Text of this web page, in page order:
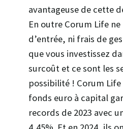
avantageuse de cette
En outre Corum Life
d’entrée, ni frais de
que vous investissez
surcoût et ce sont les
possibilité ! Corum
fonds euro à capital
records de 2023 avec